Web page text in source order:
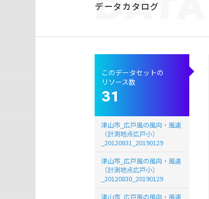
データカタログ
このデータセットの
リソース数
31
津山市_広戸風の風向・風速
（計測地点広戸小）
_20120831_20190129
津山市_広戸風の風向・風速
（計測地点広戸小）
_20120830_20190129
津山市_広戸風の風向・風速